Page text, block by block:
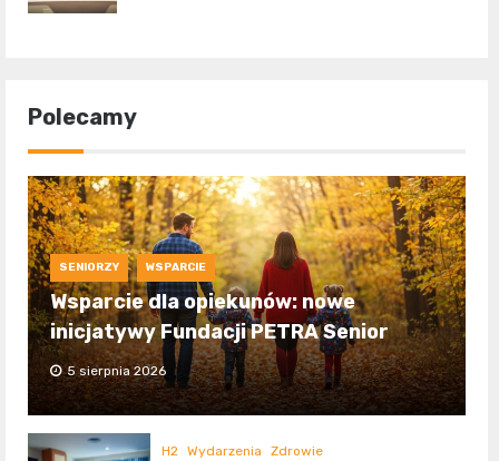
Polecamy
SENIORZY WSPARCIE
Wsparcie dla opiekunów: nowe
inicjatywy Fundacji PETRA Senior
5 sierpnia 2026
H2 Wydarzenia Zdrowie